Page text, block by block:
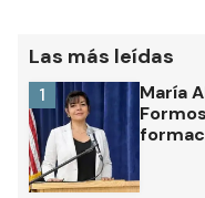
Las más leídas
María
1